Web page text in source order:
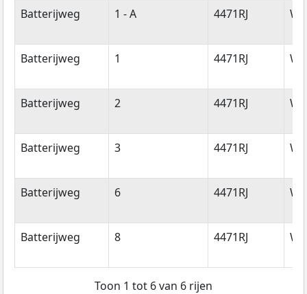
Straatnaam
Huisnummer Postcode
Batterijweg 1 - A 4471RJ
Batterijweg 1 4471RJ
Batterijweg 2 4471RJ
Batterijweg 3 4471RJ
Batterijweg 6 4471RJ
Batterijweg 8 4471RJ
Toon 1 tot 6 van 6 rijen